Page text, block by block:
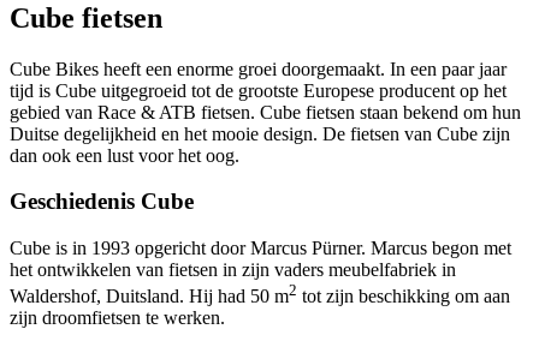
Cube fietsen
Cube Bikes heeft een enorme groei doorgemaakt. In een paar jaar
tijd is Cube uitgegroeid tot de grootste Europese producent op het
gebied van Race & ATB fietsen. Cube fietsen staan bekend om hun
Duitse degelijkheid en het mooie design. De fietsen van Cube zijn
dan ook een lust voor het oog.
Geschiedenis Cube
Cube is in 1993 opgericht door Marcus Pürner. Marcus begon met
het ontwikkelen van fietsen in zijn vaders meubelfabriek in
Waldershof, Duitsland. Hij had 50 m2 tot zijn beschikking om aan
zijn droomfietsen te werken.